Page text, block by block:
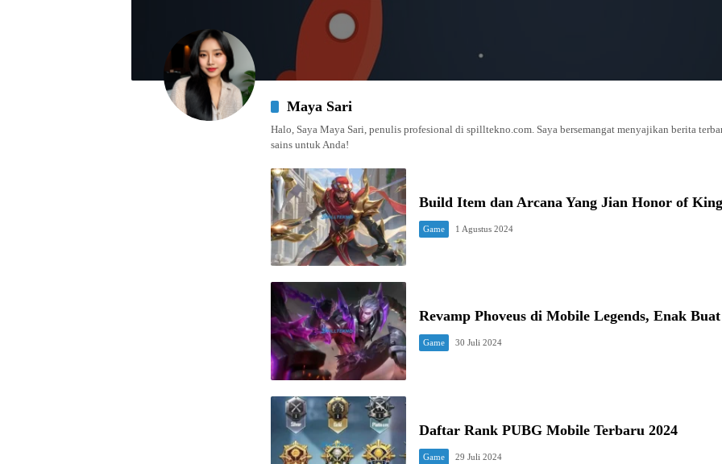
Maya Sari
Halo, Saya Maya Sari, penulis profesional di spilltekno.com. Saya bersemangat menyajikan berita
sains untuk Anda!
Build Item dan Arcana Yang Jian Honor of
Game 1 Agustus 2024
Revamp Phoveus di Mobile Legends, Enak
Game 30 Juli 2024
Daftar Rank PUBG Mobile Terbaru 2024
Game 29 Juli 2024